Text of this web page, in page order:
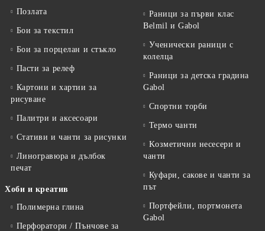
Позлата
Бои за текстил
Бои за порцелан и стъкло
Пасти за релеф
Картони и хартии за
рисуване
Палитри и аксесоари
Стативи и чанти за рисунки
Линогравюра и дълбок
печат
Хоби и креатив
Полимерна глина
Перфоратори / Пънчове за
Раници за първи клас
Belmil и Gabol
Ученически раници с
колелца
Раници за детска градина
Gabol
Спортни торби
Термо чанти
Kозметични несесери и
чанти
Куфари, сакове и чанти за
път
Портфейли, портмонета
Gabol